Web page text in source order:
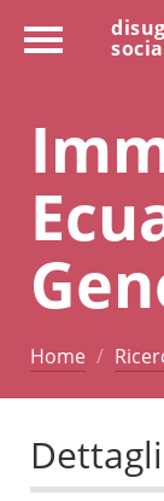
Home
Dettagli